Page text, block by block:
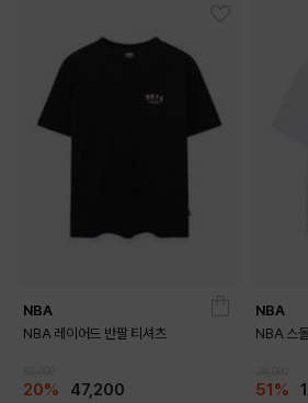
NBA
NBA 레이어드 반팔 티셔츠
20% 47,200
NBA
NBA 스
51%